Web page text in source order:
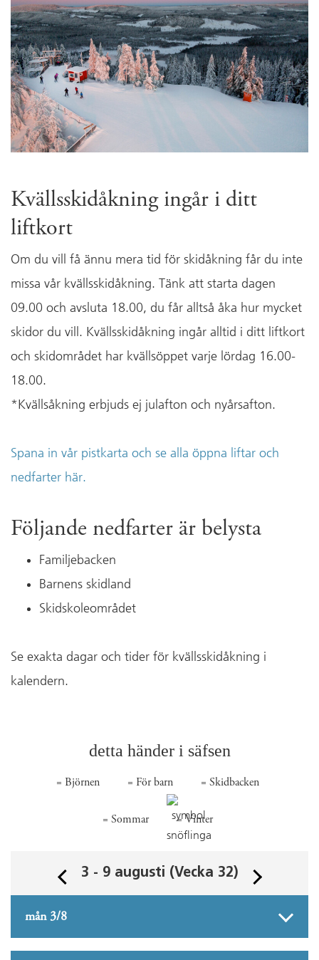
Kvällsskidåkning ingår i ditt
liftkort
Om du vill få ännu mera tid för skidåkning får du inte
missa vår kvällsskidåkning. Tänk att starta dagen
09.00 och avsluta 18.00, du får alltså åka hur mycket
skidor du vill. Kvällsskidåkning ingår alltid i ditt liftkort
och skidområdet har kvällsöppet varje lördag 16.00-
18.00.
*Kvällsåkning erbjuds ej julafton och nyårsafton.
Spana in vår pistkarta och se alla öppna liftar och
nedfarter här.
Följande nedfarter är belysta
Familjebacken
Barnens skidland
Skidskoleområdet
Se exakta dagar och tider för kvällsskidåkning i
kalendern.
detta händer i säfsen
= Björnen = För barn = Skidbacken
= Sommar = Vinter
3 - 9 augusti (Vecka 32)
mån 3/8